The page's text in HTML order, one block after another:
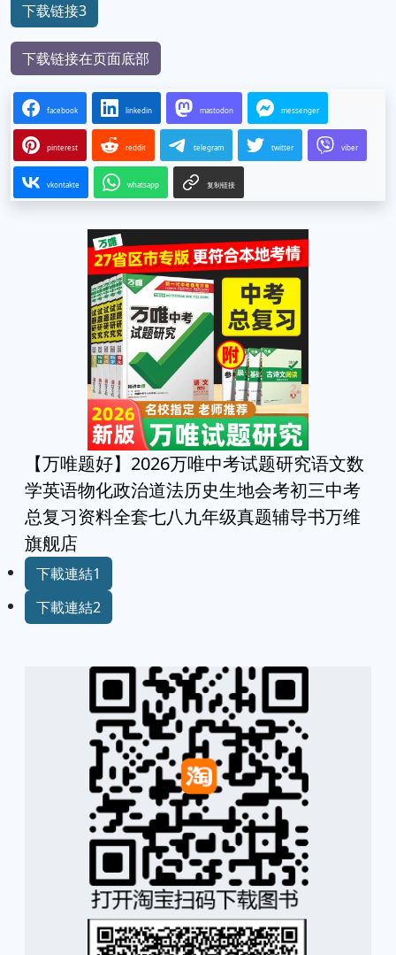
下载链接3
下载链接在页面底部
facebook linkedin mastodon messenger
pinterest reddit telegram twitter viber
vkontakte whatsapp 复制链接
【万唯题好】2026万唯中考试题研究语文数
学英语物化政治道法历史生地会考初三中考
总复习资料全套七八九年级真题辅导书万维
旗舰店
下載連結1
下載連結2